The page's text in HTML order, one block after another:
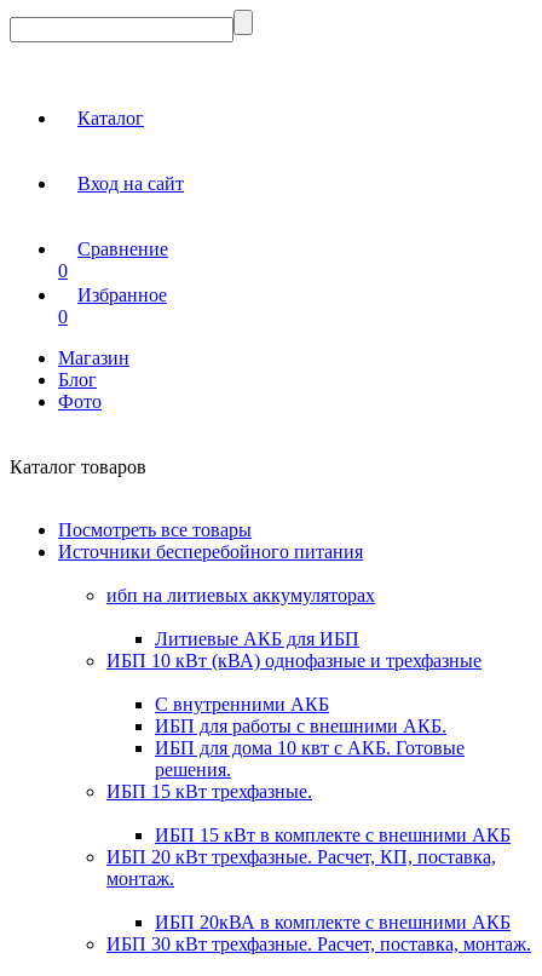
Каталог
Вход на сайт
Сравнение
0
Избранное
0
Магазин
Блог
Фото
Каталог товаров
Посмотреть все товары
Источники бесперебойного питания
ибп на литиевых аккумуляторах
Литиевые АКБ для ИБП
ИБП 10 кВт (кВА) однофазные и трехфазные
С внутренними АКБ
ИБП для работы с внешними АКБ.
ИБП для дома 10 квт с АКБ. Готовые
решения.
ИБП 15 кВт трехфазные.
ИБП 15 кВт в комплекте с внешними АКБ
ИБП 20 кВт трехфазные. Расчет, КП, поставка,
монтаж.
ИБП 20кВА в комплекте с внешними АКБ
ИБП 30 кВт трехфазные. Расчет, поставка, монтаж.